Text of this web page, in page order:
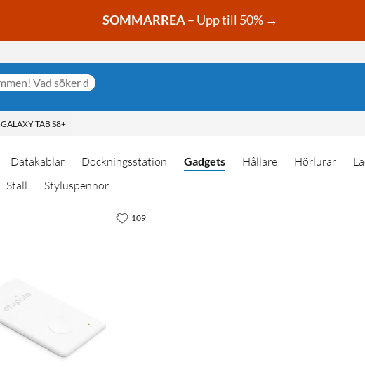
SOMMARREA– Upp till 50% →
GALAXY TAB S8+
Datakablar Dockningsstation Gadgets Hållare Hörlurar
Ställ Styluspennor
109